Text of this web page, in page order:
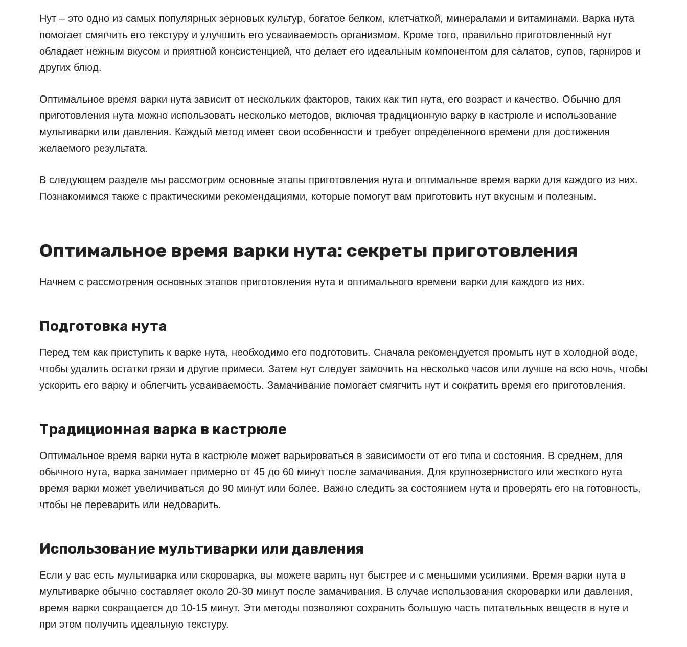
Нут – это одно из самых популярных зерновых культур, богатое белком, клетчаткой, минералами и витаминами. Варка нута
помогает смягчить его текстуру и улучшить его усваиваемость организмом. Кроме того, правильно приготовленный нут
обладает нежным вкусом и приятной консистенцией, что делает его идеальным компонентом для салатов, супов, гарниров и
других блюд.
Оптимальное время варки нута зависит от нескольких факторов, таких как тип нута, его возраст и качество. Обычно для
приготовления нута можно использовать несколько методов, включая традиционную варку в кастрюле и использование
мультиварки или давления. Каждый метод имеет свои особенности и требует определенного времени для достижения
желаемого результата.
В следующем разделе мы рассмотрим основные этапы приготовления нута и оптимальное время варки для каждого из них.
Познакомимся также с практическими рекомендациями, которые помогут вам приготовить нут вкусным и полезным.
Оптимальное время варки нута: секреты приготовления
Начнем с рассмотрения основных этапов приготовления нута и оптимального времени варки для каждого из них.
Подготовка нута
Перед тем как приступить к варке нута, необходимо его подготовить. Сначала рекомендуется промыть нут в холодной воде,
чтобы удалить остатки грязи и другие примеси. Затем нут следует замочить на несколько часов или лучше на всю ночь, чтобы
ускорить его варку и облегчить усваиваемость. Замачивание помогает смягчить нут и сократить время его приготовления.
Традиционная варка в кастрюле
Оптимальное время варки нута в кастрюле может варьироваться в зависимости от его типа и состояния. В среднем, для
обычного нута, варка занимает примерно от 45 до 60 минут после замачивания. Для крупнозернистого или жесткого нута
время варки может увеличиваться до 90 минут или более. Важно следить за состоянием нута и проверять его на готовность,
чтобы не переварить или недоварить.
Использование мультиварки или давления
Если у вас есть мультиварка или скороварка, вы можете варить нут быстрее и с меньшими усилиями. Время варки нута в
мультиварке обычно составляет около 20-30 минут после замачивания. В случае использования скороварки или давления,
время варки сокращается до 10-15 минут. Эти методы позволяют сохранить большую часть питательных веществ в нуте и
при этом получить идеальную текстуру.